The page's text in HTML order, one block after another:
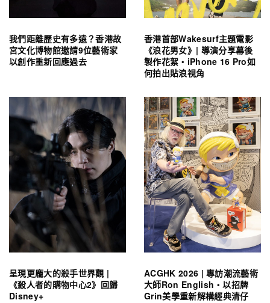
我們距離歷史有多遠？香港故
宮文化博物館邀請9位藝術家
以創作重新回應過去
香港首部Wakesurf主題電影
《浪花男女》| 導演分享幕後
製作花絮・iPhone 16 Pro如
何拍出貼浪視角
呈現更龐大的殺手世界觀 |
《殺人者的購物中心2》回歸
Disney+
ACGHK 2026 | 專訪潮流藝術
大師Ron English・以招牌
Grin美學重新解構經典清仔